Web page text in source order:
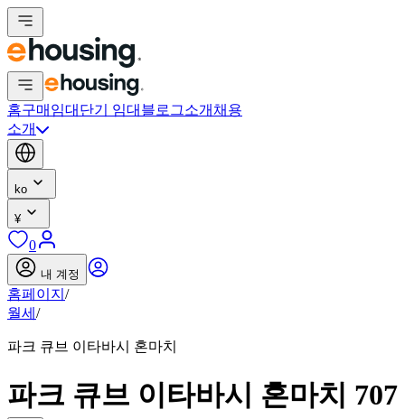
홈구매 임대 단기 임대 블로그소개 채용
소개
ko
¥
0
내 계정
홈페이지 /
월세 /
파크 큐브 이타바시 혼마치
파크 큐브 이타바시 혼마치 707